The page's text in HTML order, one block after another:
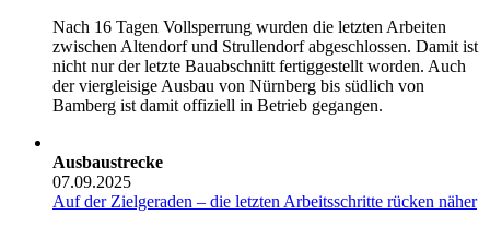
Nach 16 Tagen Vollsperrung wurden die letzten Arbeiten
zwischen Altendorf und Strullendorf abgeschlossen. Damit ist
nicht nur der letzte Bauabschnitt fertiggestellt worden. Auch
der viergleisige Ausbau von Nürnberg bis südlich von
Bamberg ist damit offiziell in Betrieb gegangen.
Ausbaustrecke
07.09.2025
Auf der Zielgeraden – die letzten Arbeitsschritte rücken näher